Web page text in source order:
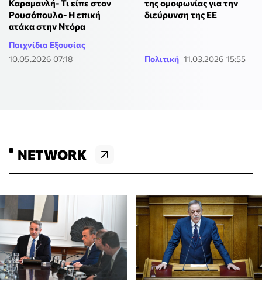
Καραμανλή- Τι είπε στον
Ρουσόπουλο- Η επική
ατάκα στην Ντόρα
Παιχνίδια Εξουσίας
10.05.2026 07:18
της ομοφωνίας για την
διεύρυνση της ΕΕ
Πολιτική 11.03.2026 15:55
NETWORK